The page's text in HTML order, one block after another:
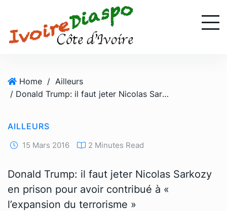
Home / Ailleurs
/ Donald Trump: il faut jeter Nicolas Sarkozy en prison pour avoir contribué à « l’expansion du terrorisme »
AILLEURS
15 Mars 2016 2 Minutes Read
Donald Trump: il faut jeter Nicolas Sarkozy
en prison pour avoir contribué à «
l’expansion du terrorisme »